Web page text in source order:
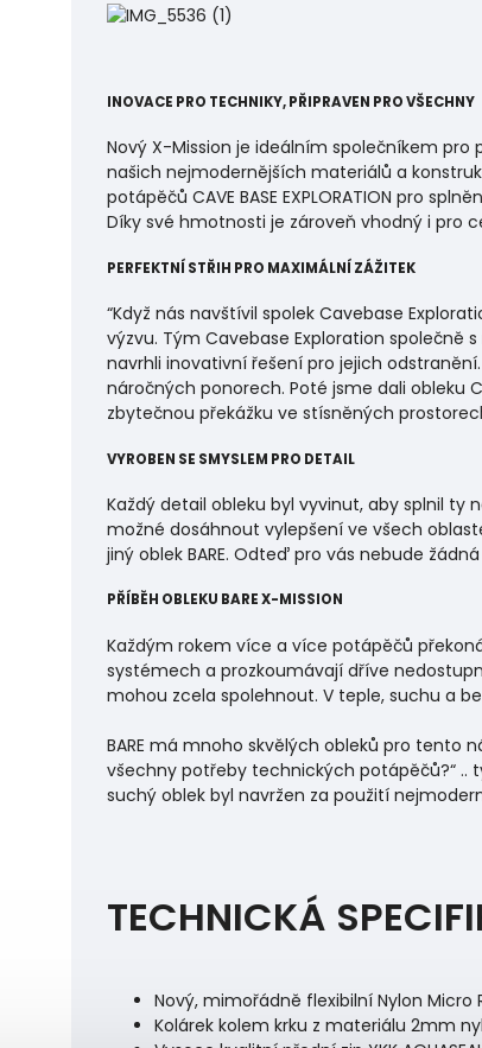
INOVACE PRO TECHNIKY, PŘIPRAVEN PRO VŠECHNY
Nový X-Mission je ideálním společníkem
našich nejmodernějších materiálů a
potápěčů CAVE BASE EXPLORATION pro
Díky své hmotnosti je zároveň vhodný i pro
PERFEKTNÍ STŘIH PRO MAXIMÁLNÍ ZÁŽITEK
“Když nás navštívil spolek Cavebase
výzvu. Tým Cavebase Exploration
navrhli inovativní řešení pro jejich
náročných ponorech. Poté jsme dali obleku
zbytečnou překážku ve stísněných
VYROBEN SE SMYSLEM PRO DETAIL
Každý detail obleku byl vyvinut, aby splnil
možné dosáhnout vylepšení ve všech
jiný oblek BARE. Odteď pro vás nebude
PŘÍBĚH OBLEKU BARE X-MISSION
Každým rokem více a více potápěčů
systémech a prozkoumávají dříve
mohou zcela spolehnout. V teple, suchu a
BARE má mnoho skvělých obleků pro tento
všechny potřeby technických potápěčů?“ ..
suchý oblek byl navržen za použití
TECHNICKÁ
Nový, mimořádně flexibilní Nylon
Kolárek kolem krku z materiálu 2mm